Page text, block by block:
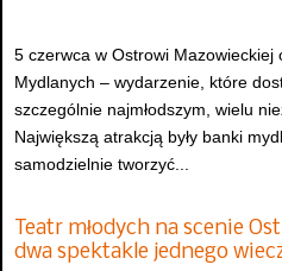
5 czerwca w Ostrowi Mazowieckiej
Mydlanych – wydarzenie, które
szczególnie najmłodszym, wielu
Największą atrakcją były banki
samodzielnie tworzyć...
Teatr młodych na scenie
dwa spektakle jednego